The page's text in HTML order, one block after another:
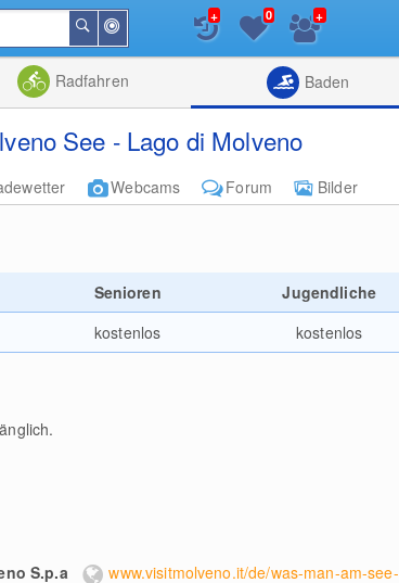
der
Suchen
Listenansicht
+ 0 +
Radfahren Baden
See - Lago di Molveno
Webcams Forum
Bilder
Senioren Jugendliche
kostenlos kostenlos
S.p.a